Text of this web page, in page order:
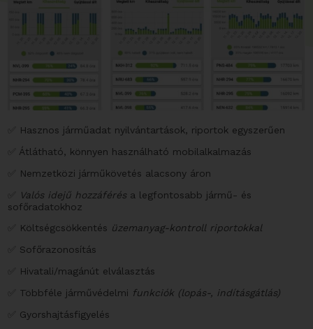
✅ Hasznos járműadat nyilvántartások, riportok egyszerűen
✅ Átlátható, könnyen használható mobilalkalmazás
✅ Nemzetközi járműkövetés alacsony áron
Valós idejű hozzáférés a legfontosabb jármű- és
sofőradatokhoz
✅ Költségcsökkentés üzemanyag-kontroll riportokkal
✅ Sofőrazonosítás
✅ Hivatali/magánút elválasztás
✅ Többféle járművédelmi funkciók (lopás-, indításgátlás)
✅ Gyorshajtásfigyelés